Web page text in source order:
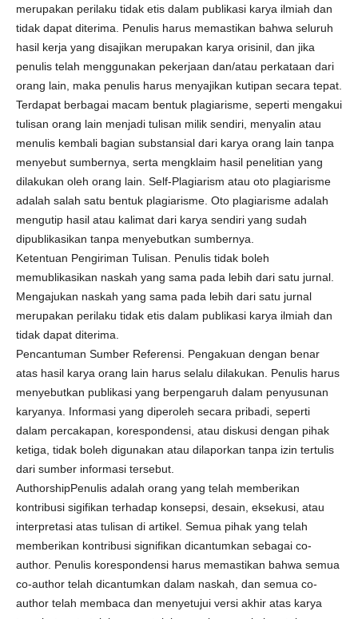
merupakan perilaku tidak etis dalam publikasi karya ilmiah dan
tidak dapat diterima. Penulis harus memastikan bahwa seluruh
hasil kerja yang disajikan merupakan karya orisinil, dan jika
penulis telah menggunakan pekerjaan dan/atau perkataan dari
orang lain, maka penulis harus menyajikan kutipan secara tepat.
Terdapat berbagai macam bentuk plagiarisme, seperti mengakui
tulisan orang lain menjadi tulisan milik sendiri, menyalin atau
menulis kembali bagian substansial dari karya orang lain tanpa
menyebut sumbernya, serta mengklaim hasil penelitian yang
dilakukan oleh orang lain. Self-Plagiarism atau oto plagiarisme
adalah salah satu bentuk plagiarisme. Oto plagiarisme adalah
mengutip hasil atau kalimat dari karya sendiri yang sudah
dipublikasikan tanpa menyebutkan sumbernya.
Ketentuan Pengiriman Tulisan. Penulis tidak boleh
memublikasikan naskah yang sama pada lebih dari satu jurnal.
Mengajukan naskah yang sama pada lebih dari satu jurnal
merupakan perilaku tidak etis dalam publikasi karya ilmiah dan
tidak dapat diterima.
Pencantuman Sumber Referensi. Pengakuan dengan benar
atas hasil karya orang lain harus selalu dilakukan. Penulis harus
menyebutkan publikasi yang berpengaruh dalam penyusunan
karyanya. Informasi yang diperoleh secara pribadi, seperti
dalam percakapan, korespondensi, atau diskusi dengan pihak
ketiga, tidak boleh digunakan atau dilaporkan tanpa izin tertulis
dari sumber informasi tersebut.
AuthorshipPenulis adalah orang yang telah memberikan
kontribusi sigifikan terhadap konsepsi, desain, eksekusi, atau
interpretasi atas tulisan di artikel. Semua pihak yang telah
memberikan kontribusi signifikan dicantumkan sebagai co-
author. Penulis korespondensi harus memastikan bahwa semua
co-author telah dicantumkan dalam naskah, dan semua co-
author telah membaca dan menyetujui versi akhir atas karya